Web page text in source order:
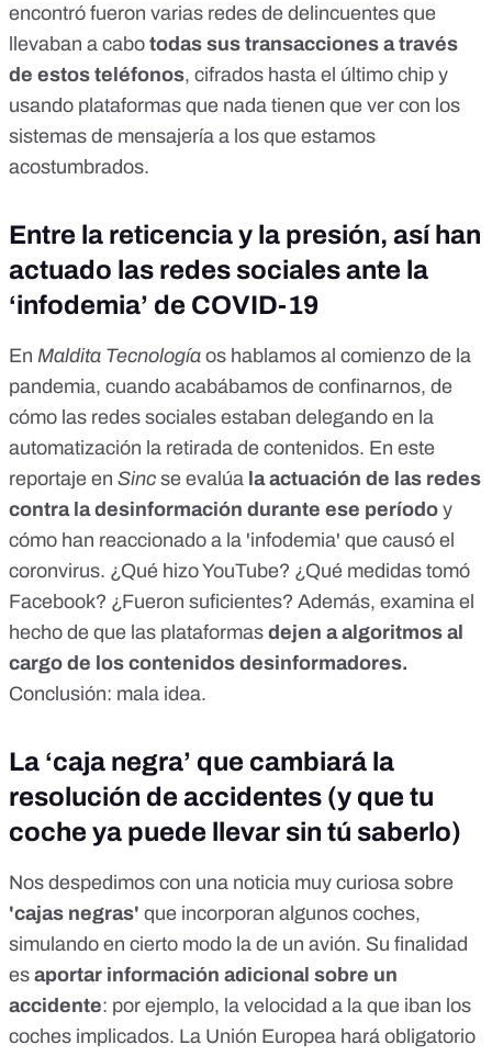
encontró fueron varias redes de delincuentes que
llevaban a cabo todas sus transacciones a través
de estos teléfonos, cifrados hasta el último chip y
usando plataformas que nada tienen que ver con los
sistemas de mensajería a los que estamos
acostumbrados.
Entre la reticencia y la presión, así han
actuado las redes sociales ante la
‘infodemia’ de COVID-19
En Maldita Tecnología os hablamos al comienzo de la
pandemia, cuando acabábamos de confinarnos, de
cómo las redes sociales estaban delegando en la
automatización la retirada de contenidos. En este
reportaje en Sinc se evalúa la actuación de las redes
contra la desinformación durante ese período y
cómo han reaccionado a la 'infodemia' que causó el
coronvirus. ¿Qué hizo YouTube? ¿Qué medidas tomó
Facebook? ¿Fueron suficientes? Además, examina el
hecho de que las plataformas dejen a algoritmos al
cargo de los contenidos desinformadores.
Conclusión: mala idea.
La ‘caja negra’ que cambiará la
resolución de accidentes (y que tu
coche ya puede llevar sin tú saberlo)
Nos despedimos con una noticia muy curiosa sobre
'cajas negras' que incorporan algunos coches,
simulando en cierto modo la de un avión. Su finalidad
es aportar información adicional sobre un
accidente: por ejemplo, la velocidad a la que iban los
coches implicados. La Unión Europea hará obligatorio